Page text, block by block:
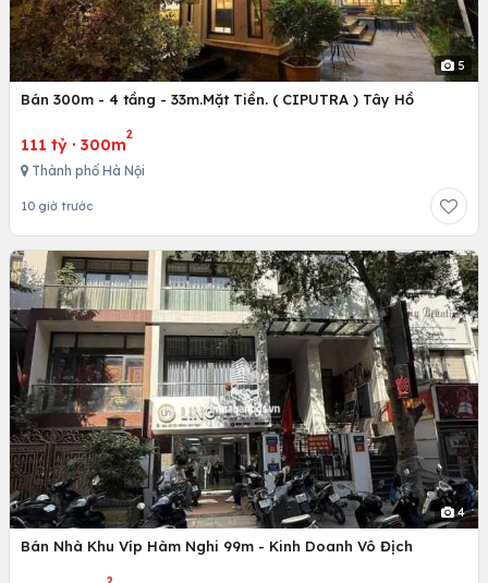
5
Bán 300m - 4 tầng - 33m.Mặt Tiền. ( CIPUTRA ) Tây Hồ
111 tỷ · 300m
2
Thành phố Hà Nội
10 giờ trước
4
Bán Nhà Khu Víp Hàm Nghi 99m - Kinh Doanh Vô Địch